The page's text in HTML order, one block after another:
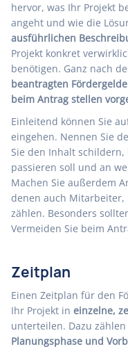
hervor, was Ihr Projekt
angeht und wie die
ausführlichen
Projekt konkret
benötigen. Ganz nach
beantragten
beim Antrag stellen
Einleitend können Sie
eingehen. Nennen Sie
Sie den Inhalt schildern,
passieren soll und an
Machen Sie außerdem
denen auch Mitarbeiter,
zählen. Besonders
Vermeiden Sie beim
Zeitplan
Einen Zeitplan für den
Ihr Projekt in einzelne,
unterteilen. Dazu
Planungsphase und